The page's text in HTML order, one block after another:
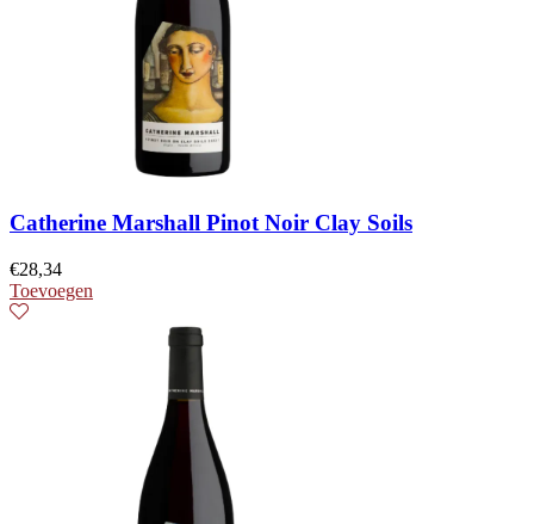
Catherine Marshall Pinot Noir Clay Soils
€28,34
Toevoegen